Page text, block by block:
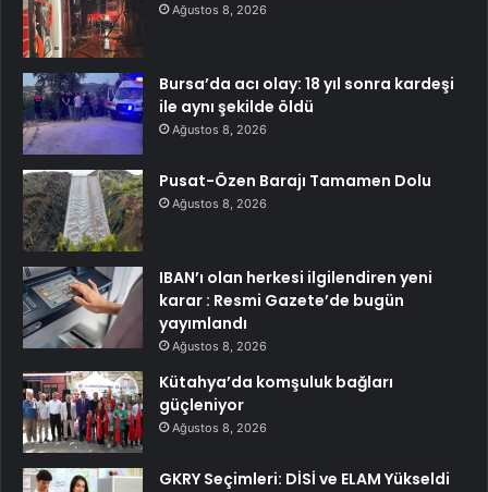
Ağustos 8, 2026
Bursa’da acı olay: 18 yıl sonra kardeşi
ile aynı şekilde öldü
Ağustos 8, 2026
Pusat-Özen Barajı Tamamen Dolu
Ağustos 8, 2026
IBAN’ı olan herkesi ilgilendiren yeni
karar : Resmi Gazete’de bugün
yayımlandı
Ağustos 8, 2026
Kütahya’da komşuluk bağları
güçleniyor
Ağustos 8, 2026
GKRY Seçimleri: DİSİ ve ELAM Yükseldi